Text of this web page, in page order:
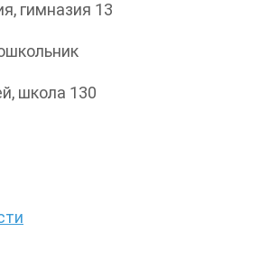
гимназия 13
школа 130